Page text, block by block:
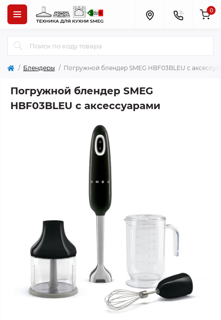
0
Блендеры Погружной блендер SMEG HBF03BLEU с
Погружной блендер SMEG
HBF03BLEU с аксессуарами